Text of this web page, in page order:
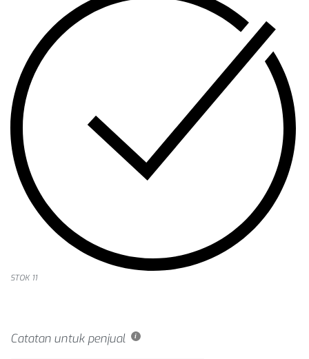
STOK 11
Catatan untuk penjual